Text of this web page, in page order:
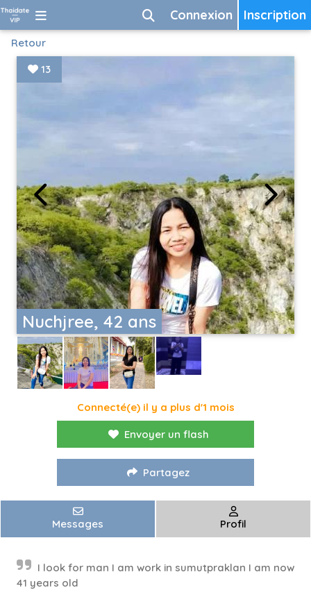
Inscription
Connexion
Retour
Nuchjree, 42 ans
13
Connecté(e) il y a plus d'1 mois
Envoyer un flash
Partagez
Messages Profil
I look for man I am work in sumutpraklan I am now
41 years old